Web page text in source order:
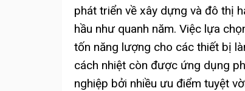
phát triển về xây dựng và đô thị
hầu như quanh năm. Việc lựa
tốn năng lượng cho các thiết bị
cách nhiệt còn được ứng dụng
nghiệp bởi nhiều ưu điểm tuyệt